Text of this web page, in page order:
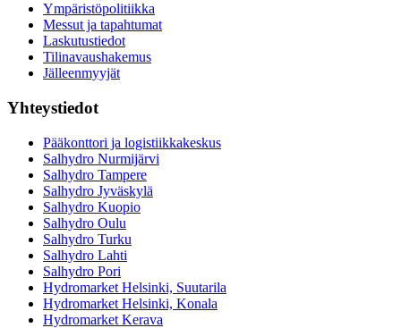
Ympäristöpolitiikka
Messut ja tapahtumat
Laskutustiedot
Tilinavaushakemus
Jälleenmyyjät
Yhteystiedot
Pääkonttori ja logistiikkakeskus
Salhydro Nurmijärvi
Salhydro Tampere
Salhydro Jyväskylä
Salhydro Kuopio
Salhydro Oulu
Salhydro Turku
Salhydro Lahti
Salhydro Pori
Hydromarket Helsinki, Suutarila
Hydromarket Helsinki, Konala
Hydromarket Kerava